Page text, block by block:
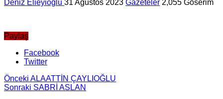
Deniz Elieyioğlu 31 Ağustos 2023 Gazeteler 2,055 Göserim
Paylaş
Facebook
Twitter
Önceki ALAATTİN ÇAYLIOĞLU
Sonraki SABRİ ASLAN